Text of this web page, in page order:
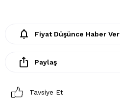
Fiyat Düşünce Haber Ver
Paylaş
Tavsiye Et